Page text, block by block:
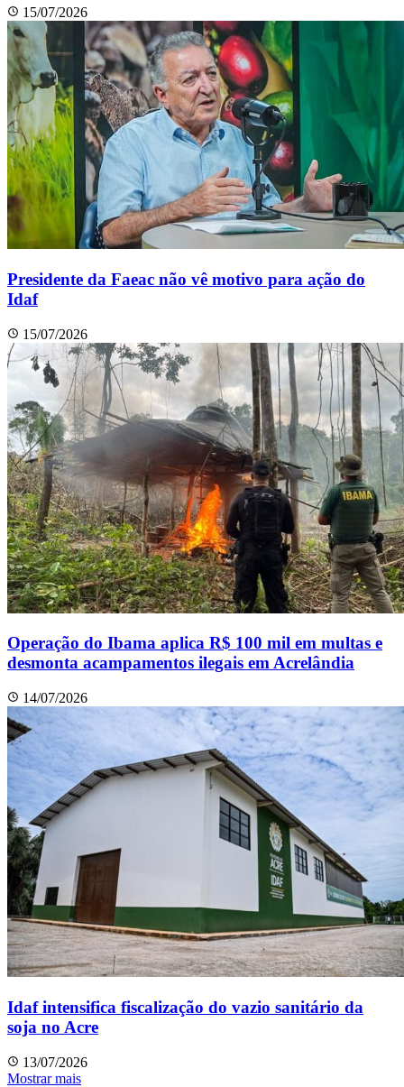
15/07/2026
Presidente da Faeac não vê motivo para ação do
Idaf
15/07/2026
Operação do Ibama aplica R$ 100 mil em multas e
desmonta acampamentos ilegais em Acrelândia
14/07/2026
Idaf intensifica fiscalização do vazio sanitário da
soja no Acre
13/07/2026
Mostrar mais